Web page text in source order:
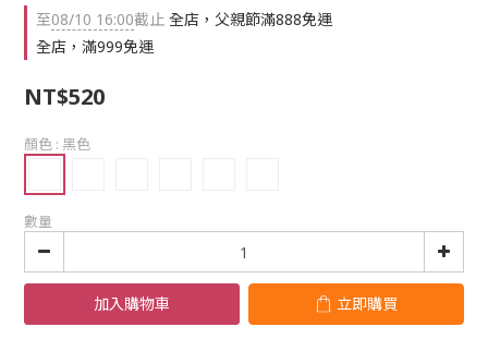
至08/10 16:00截止 全店，父親節滿888免運
全店，滿999免運
NT$520
顏色 : 黑色
數量
加入購物車 立即購買